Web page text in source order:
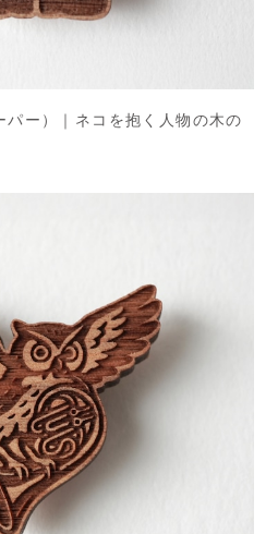
パー）｜ネコを抱く人物の木の